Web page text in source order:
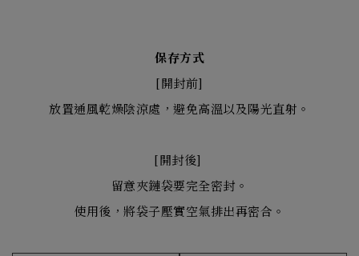
保存方式
[開封前]
放置通風乾燥陰涼處，避免高溫以及陽光直射。
[開封後]
留意夾鏈袋要完全密封。
使用後，將袋子壓實空氣排出再密合。